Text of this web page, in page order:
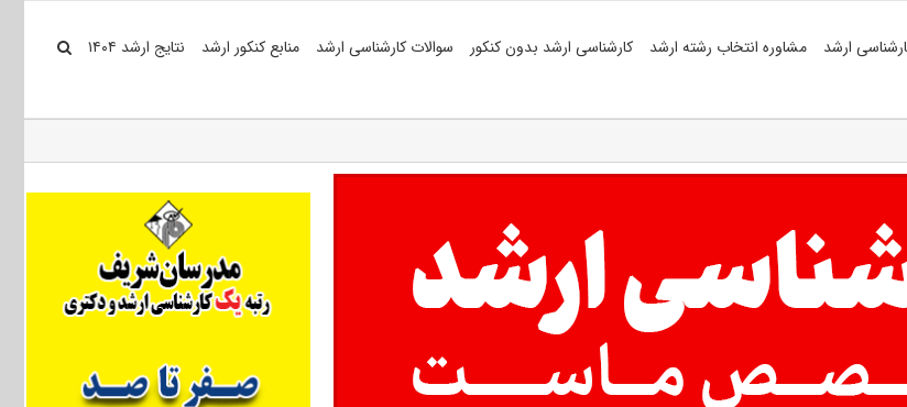
ارشد مشاوره انتخاب رشته ارشد کارشناسی ارشد بدون کنکور سوالات کارشناسی ارشد منابع کنکور ارشد نتایج ارشد ۱۴۰۴